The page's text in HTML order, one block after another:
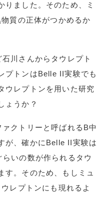
りました。そのため、ミ
質の正体がつかめるか
川さんからタウレプト
プトンはBelle II実験でも
ウレプトンを用いた研究
ょうか？
クトリーと呼ばれるB中
が、確かにBelle II実験は
いの数が作られるタウ
す。そのため、もしミュ
レプトンにも現れるよ